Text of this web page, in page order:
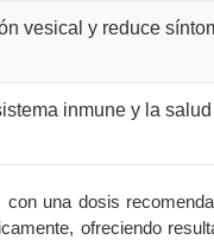
vesical y reduce
inmune y la salud
una dosis
ofreciendo